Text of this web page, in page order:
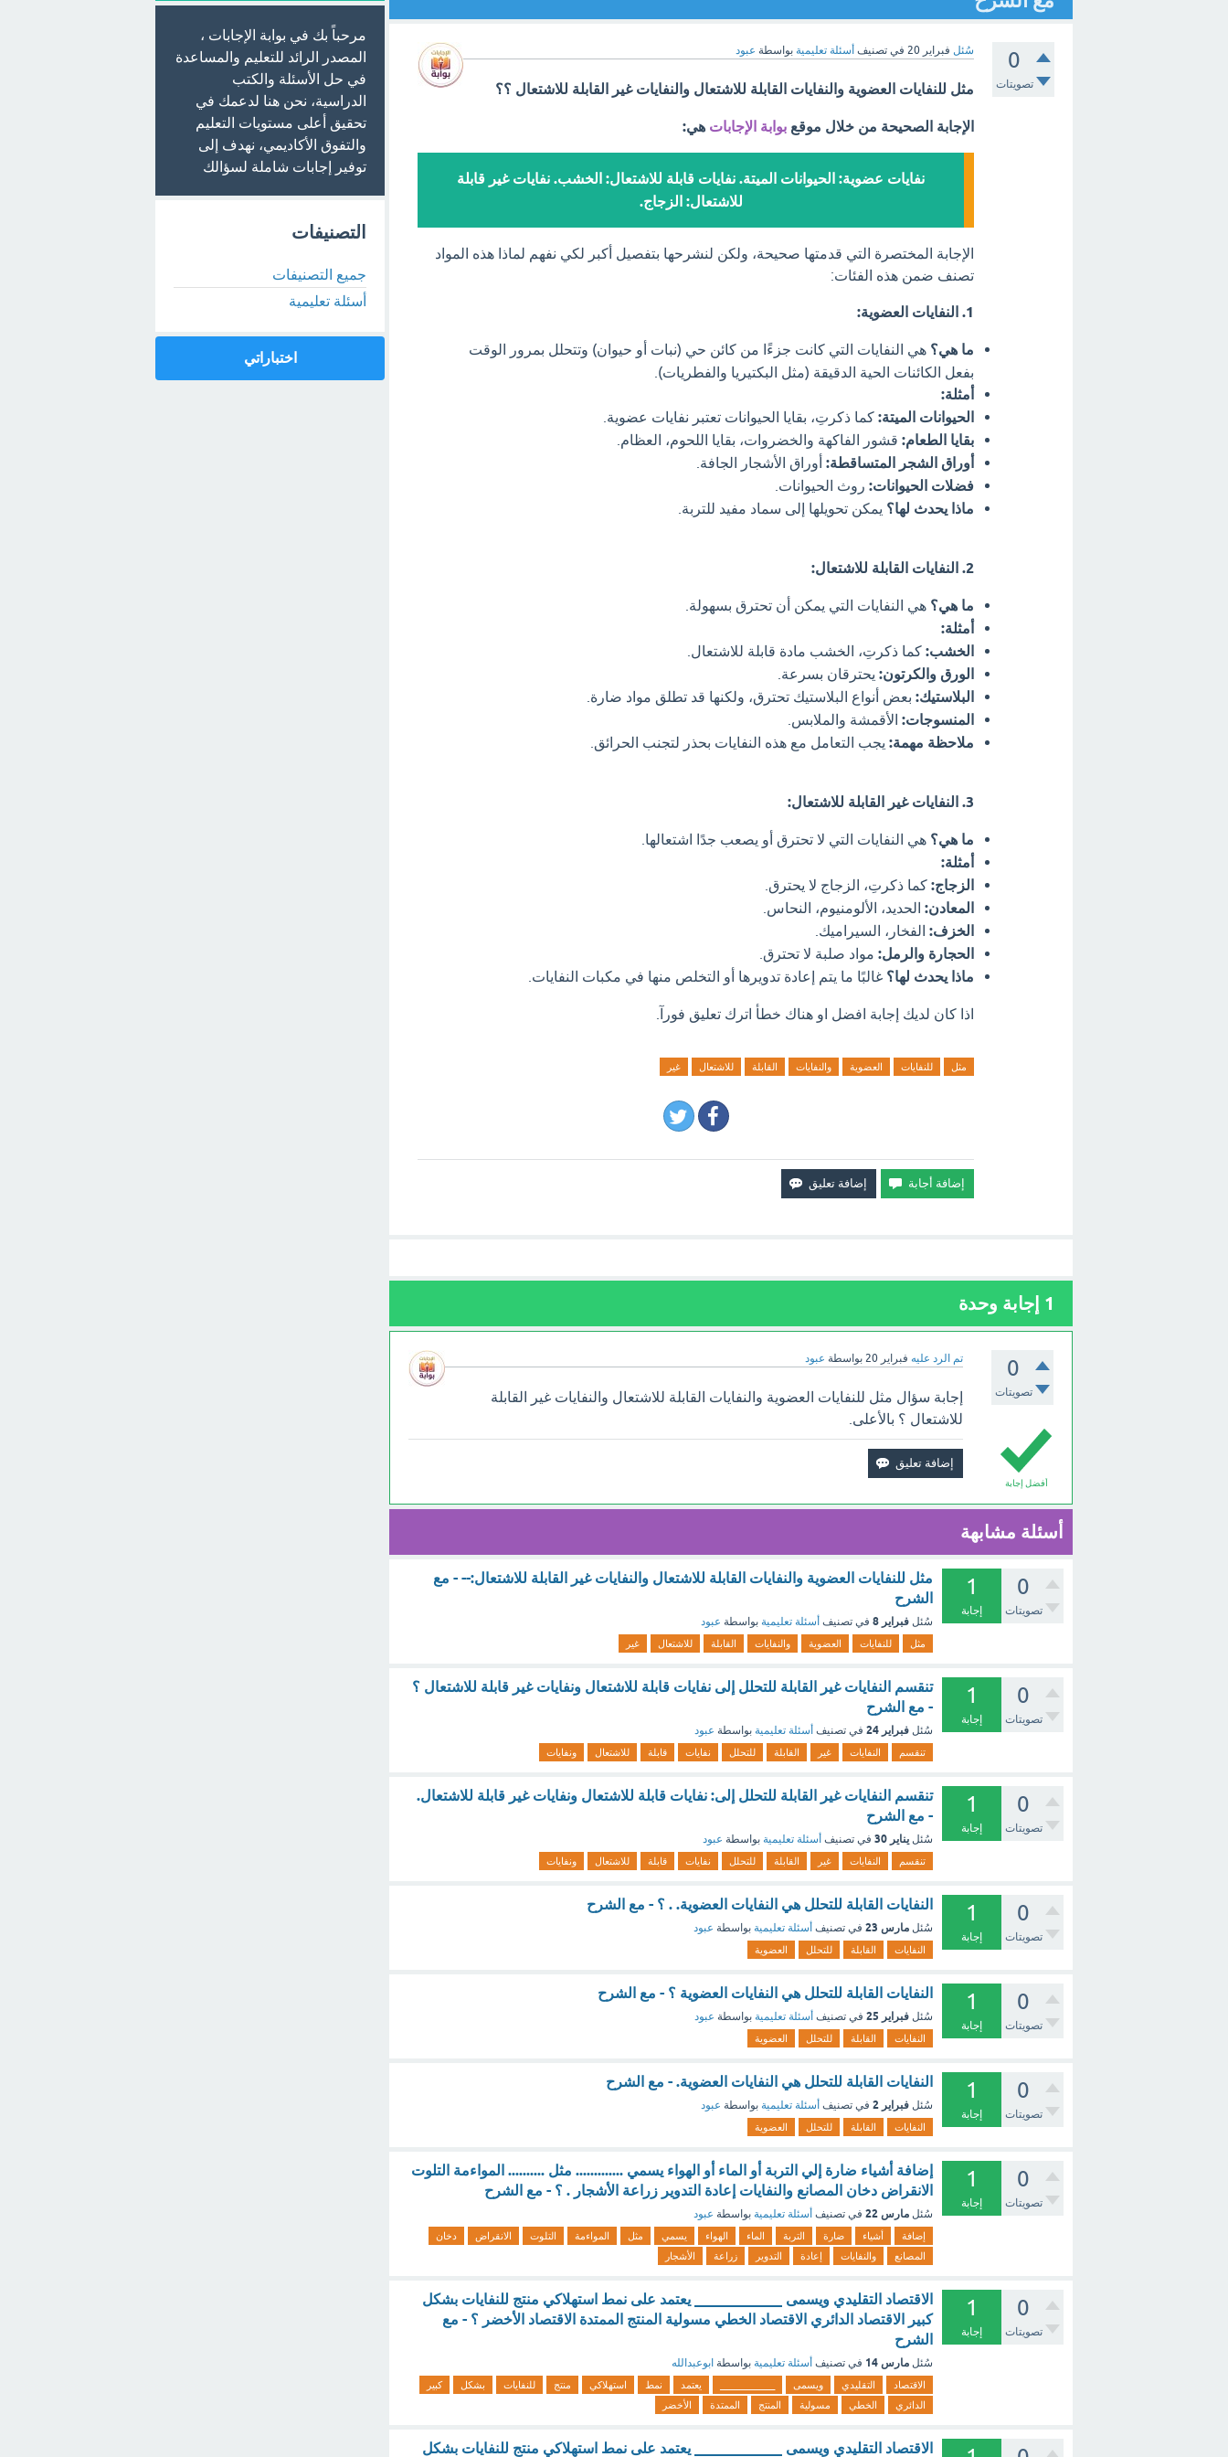
0
تصويتات
سُئل فبراير 20 في تصنيف أسئلة تعليمية بواسطة عبود
مثل للنفايات العضوية والنفايات القابلة للاشتعال والنفايات غير القابلة للاشتعال ؟؟
الإجابة الصحيحة من خلال موقع بوابة الإجابات هي:
نفايات عضوية: الحيوانات الميتة. نفايات قابلة للاشتعال: الخشب. نفايات غير قابلة
للاشتعال: الزجاج.
الإجابة المختصرة التي قدمتها صحيحة، ولكن لنشرحها بتفصيل أكبر لكي نفهم لماذا هذه المواد
تصنف ضمن هذه الفئات:
1. النفايات العضوية:
ما هي؟ هي النفايات التي كانت جزءًا من كائن حي (نبات أو حيوان) وتتحلل بمرور الوقت
بفعل الكائنات الحية الدقيقة (مثل البكتيريا والفطريات).
أمثلة:
الحيوانات الميتة: كما ذكرتِ، بقايا الحيوانات تعتبر نفايات عضوية.
بقايا الطعام: قشور الفاكهة والخضروات، بقايا اللحوم، العظام.
أوراق الشجر المتساقطة: أوراق الأشجار الجافة.
فضلات الحيوانات: روث الحيوانات.
ماذا يحدث لها؟ يمكن تحويلها إلى سماد مفيد للتربة.
2. النفايات القابلة للاشتعال:
ما هي؟ هي النفايات التي يمكن أن تحترق بسهولة.
أمثلة:
الخشب: كما ذكرتِ، الخشب مادة قابلة للاشتعال.
الورق والكرتون: يحترقان بسرعة.
البلاستيك: بعض أنواع البلاستيك تحترق، ولكنها قد تطلق مواد ضارة.
المنسوجات: الأقمشة والملابس.
ملاحظة مهمة: يجب التعامل مع هذه النفايات بحذر لتجنب الحرائق.
3. النفايات غير القابلة للاشتعال:
ما هي؟ هي النفايات التي لا تحترق أو يصعب جدًا اشتعالها.
أمثلة:
الزجاج: كما ذكرتِ، الزجاج لا يحترق.
المعادن: الحديد، الألومنيوم، النحاس.
الخزف: الفخار، السيراميك.
الحجارة والرمل: مواد صلبة لا تحترق.
ماذا يحدث لها؟ غالبًا ما يتم إعادة تدويرها أو التخلص منها في مكبات النفايات.
اذا كان لديك إجابة افضل او هناك خطأ اترك تعليق فورآ.
مثل للنفايات العضوية والنفايات القابلة للاشتعال غير
1 إجابة وحدة
0
تصويتات
تم الرد عليه فبراير 20 بواسطة عبود
أفضل إجابة
إجابة سؤال مثل للنفايات العضوية والنفايات القابلة للاشتعال والنفايات غير القابلة
للاشتعال ؟ بالأعلى.
أسئلة مشابهة
0
تصويتات
1
إجابة
مثل للنفايات العضوية والنفايات القابلة للاشتعال والنفايات غير القابلة للاشتعال:-- - مع
الشرح
سُئل فبراير 8 في تصنيف أسئلة تعليمية بواسطة عبود
مثل للنفايات العضوية والنفايات القابلة للاشتعال غير
0
تصويتات
1
إجابة
تنقسم النفايات غير القابلة للتحلل إلى نفايات قابلة للاشتعال ونفايات غير قابلة للاشتعال ؟
- مع الشرح
سُئل فبراير 24 في تصنيف أسئلة تعليمية بواسطة عبود
تنقسم النفايات غير القابلة للتحلل نفايات قابلة للاشتعال ونفايات
0
تصويتات
1
إجابة
تنقسم النفايات غير القابلة للتحلل إلى: نفايات قابلة للاشتعال ونفايات غير قابلة للاشتعال.
- مع الشرح
سُئل يناير 30 في تصنيف أسئلة تعليمية بواسطة عبود
تنقسم النفايات غير القابلة للتحلل نفايات قابلة للاشتعال ونفايات
0
تصويتات
1
إجابة
النفايات القابلة للتحلل هي النفايات العضوية. . ؟ - مع الشرح
سُئل مارس 23 في تصنيف أسئلة تعليمية بواسطة عبود
النفايات القابلة للتحلل العضوية
0
تصويتات
1
إجابة
النفايات القابلة للتحلل هي النفايات العضوية ؟ - مع الشرح
سُئل فبراير 25 في تصنيف أسئلة تعليمية بواسطة عبود
النفايات القابلة للتحلل العضوية
0
تصويتات
1
إجابة
النفايات القابلة للتحلل هي النفايات العضوية. - مع الشرح
سُئل فبراير 2 في تصنيف أسئلة تعليمية بواسطة عبود
النفايات القابلة للتحلل العضوية
0
تصويتات
1
إجابة
إضافة أشياء ضارة إلي التربة أو الماء أو الهواء يسمي ............. مثل .......... المواءمة التلوت
الانقراض دخان المصانع والنفايات إعادة التدوير زراعة الأشجار . ؟ - مع الشرح
سُئل مارس 22 في تصنيف أسئلة تعليمية بواسطة عبود
إضافة أشياء ضارة التربة الماء الهواء يسمي مثل المواءمة التلوت الانقراض
دخان
المصانع
والنفايات إعادة التدوير زراعة الأشجار
0
تصويتات
1
إجابة
الاقتصاد التقليدي ويسمى ____________ يعتمد على نمط استهلاكي منتج للنفايات بشكل
كبير الاقتصاد الدائري الاقتصاد الخطي مسولية المنتج الممتدة الاقتصاد الأخضر ؟ - مع
الشرح
سُئل مارس 14 في تصنيف أسئلة تعليمية بواسطة ابوعبدالله
الاقتصاد التقليدي ويسمى يعتمد نمط استهلاكي منتج للنفايات بشكل
كبير
الدائري
الخطي مسولية المنتج الممتدة الأخضر
الاقتصاد التقليدي ويسمى ____________ يعتمد على نمط استهلاكي منتج للنفايات بشكل
مرحباً بك في بوابة الإجابات ،
المصدر الرائد للتعليم والمساعدة
في حل الأسئلة والكتب
الدراسية، نحن هنا لدعمك في
تحقيق أعلى مستويات التعليم
والتفوق الأكاديمي، نهدف إلى
توفير إجابات شاملة لسؤالك
التصنيفات
جميع التصنيفات
أسئلة تعليمية
اختباراتي